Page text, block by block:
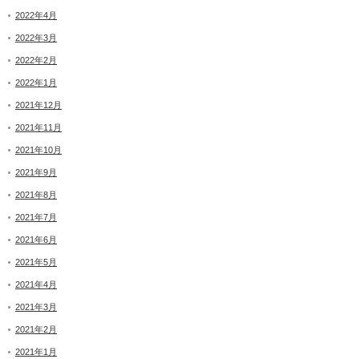
2022年4月
2022年3月
2022年2月
2022年1月
2021年12月
2021年11月
2021年10月
2021年9月
2021年8月
2021年7月
2021年6月
2021年5月
2021年4月
2021年3月
2021年2月
2021年1月